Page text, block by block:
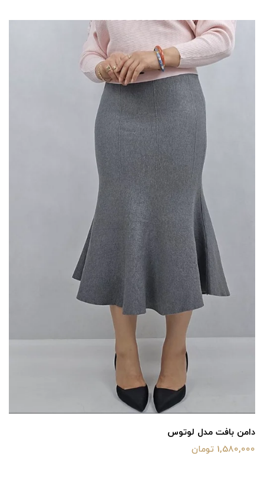
دامن بافت مدل لوتوس
1,580,000 تومان